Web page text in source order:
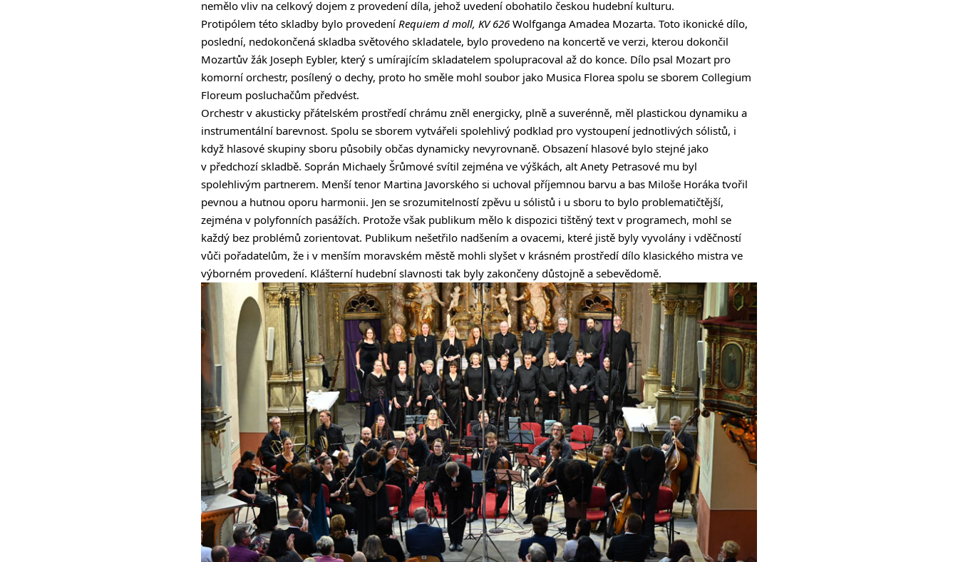
nemělo vliv na celkový dojem z provedení díla, jehož uvedení obohatilo českou hudební kulturu.
Protipólem této skladby bylo provedení Requiem d moll, KV 626 Wolfganga Amadea Mozarta. Toto ikonické dílo,
poslední, nedokončená skladba světového skladatele, bylo provedeno na koncertě ve verzi, kterou dokončil
Mozartův žák Joseph Eybler, který s umírajícím skladatelem spolupracoval až do konce. Dílo psal Mozart pro
komorní orchestr, posílený o dechy, proto ho směle mohl soubor jako Musica Florea spolu se sborem Collegium
Floreum posluchačům předvést.
Orchestr v akusticky přátelském prostředí chrámu zněl energicky, plně a suverénně, měl plastickou dynamiku a
instrumentální barevnost. Spolu se sborem vytvářeli spolehlivý podklad pro vystoupení jednotlivých sólistů, i
když hlasové skupiny sboru působily občas dynamicky nevyrovnaně. Obsazení hlasové bylo stejné jako
v předchozí skladbě. Soprán Michaely Šrůmové svítil zejména ve výškách, alt Anety Petrasové mu byl
spolehlivým partnerem. Menší tenor Martina Javorského si uchoval příjemnou barvu a bas Miloše Horáka tvořil
pevnou a hutnou oporu harmonii. Jen se srozumitelností zpěvu u sólistů i u sboru to bylo problematičtější,
zejména v polyfonních pasážích. Protože však publikum mělo k dispozici tištěný text v programech, mohl se
každý bez problémů zorientovat. Publikum nešetřilo nadšením a ovacemi, které jistě byly vyvolány i vděčností
vůči pořadatelům, že i v menším moravském městě mohli slyšet v krásném prostředí dílo klasického mistra ve
výborném provedení. Klášterní hudební slavnosti tak byly zakončeny důstojně a sebevědomě.